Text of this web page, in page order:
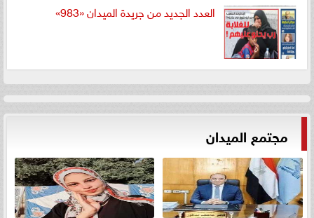
العدد الجديد من جريدة الميدان «983»
مجتمع الميدان